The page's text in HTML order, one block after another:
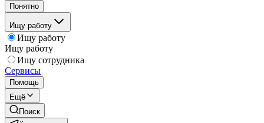
Понятно
Ищу работу
Ищу работу
Ищу работу
Ищу сотрудника
Сервисы
Помощь
Ещё
Поиск